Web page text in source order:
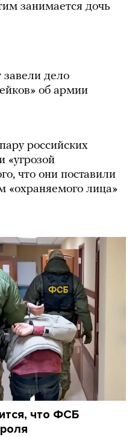
занимается дочь
дело
об армии
российских
«угрозой
что они поставили
«охраняемого лица»
что ФСБ